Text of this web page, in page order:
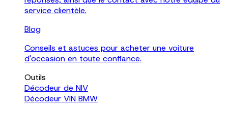
service clientèle.
Blog
Conseils et astuces pour acheter une voiture
d'occasion en toute confiance.
Outils
Décodeur de NIV
Décodeur VIN BMW